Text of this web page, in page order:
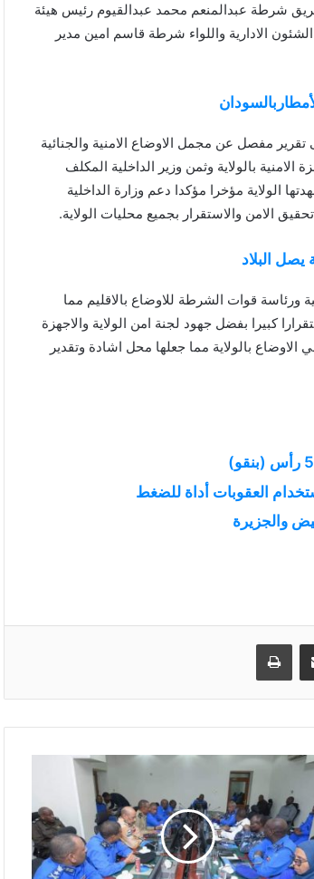
شرطة عبدالمنعم محمد عبدالقيوم رئيس هيئة
الادارية واللواء شرطة قاسم امين مدير
مفصل عن مجمل الاوضاع الامنية والجنائية
الامنية بالولاية وثمن وزير الداخلية المكلف
الولاية مؤخرا مؤكدا دعم وزارة الداخلية
الامن والاستقرار بجميع محليات الولاية.
البلاد
ورئاسة قوات الشرطة للاوضاع بالاقليم مما
كبيرا بفضل جهود لجنة امن الولاية والاجهزة
الاوضاع بالولاية مما جعلها محل اشادة وتقدير
العقوبات أداة للضغط
والجزيرة
مشاركة عبر البريد طباعة